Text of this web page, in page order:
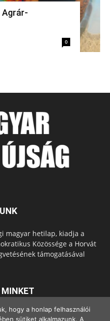
Agrár-
0
magyar hetilap, kiadja a
Közössége a Horvát
támogatásával
MINKET
hogy a honlap felhasználói
sütiket alkalmazunk. A